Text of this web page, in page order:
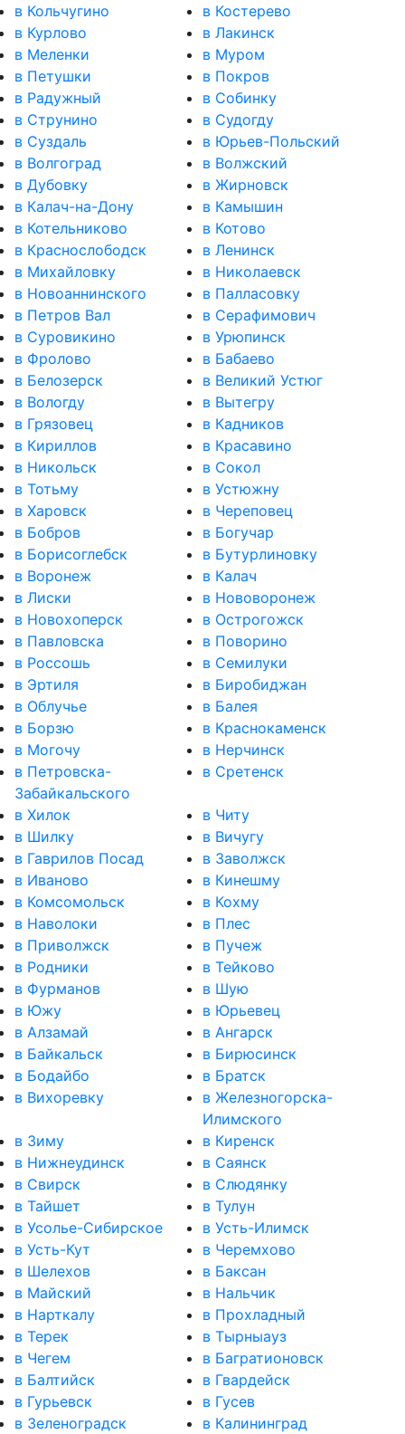
в Кольчугино
в Костерево
в Курлово
в Лакинск
в Меленки
в Муром
в Петушки
в Покров
в Радужный
в Собинку
в Струнино
в Судогду
в Суздаль
в Юрьев-Польский
в Волгоград
в Волжский
в Дубовку
в Жирновск
в Калач-на-Дону
в Камышин
в Котельниково
в Котово
в Краснослободск
в Ленинск
в Михайловку
в Николаевск
в Новоаннинского
в Палласовку
в Петров Вал
в Серафимович
в Суровикино
в Урюпинск
в Фролово
в Бабаево
в Белозерск
в Великий Устюг
в Вологду
в Вытегру
в Грязовец
в Кадников
в Кириллов
в Красавино
в Никольск
в Сокол
в Тотьму
в Устюжну
в Харовск
в Череповец
в Бобров
в Богучар
в Борисоглебск
в Бутурлиновку
в Воронеж
в Калач
в Лиски
в Нововоронеж
в Новохоперск
в Острогожск
в Павловска
в Поворино
в Россошь
в Семилуки
в Эртиля
в Биробиджан
в Облучье
в Балея
в Борзю
в Краснокаменск
в Могочу
в Нерчинск
в Петровска-
Забайкальского
в Сретенск
в Хилок
в Читу
в Шилку
в Вичугу
в Гаврилов Посад
в Заволжск
в Иваново
в Кинешму
в Комсомольск
в Кохму
в Наволоки
в Плес
в Приволжск
в Пучеж
в Родники
в Тейково
в Фурманов
в Шую
в Южу
в Юрьевец
в Алзамай
в Ангарск
в Байкальск
в Бирюсинск
в Бодайбо
в Братск
в Вихоревку
в Железногорска-
Илимского
в Зиму
в Киренск
в Нижнеудинск
в Саянск
в Свирск
в Слюдянку
в Тайшет
в Тулун
в Усолье-Сибирское
в Усть-Илимск
в Усть-Кут
в Черемхово
в Шелехов
в Баксан
в Майский
в Нальчик
в Нарткалу
в Прохладный
в Терек
в Тырныауз
в Чегем
в Багратионовск
в Балтийск
в Гвардейск
в Гурьевск
в Гусев
в Зеленоградск
в Калининград